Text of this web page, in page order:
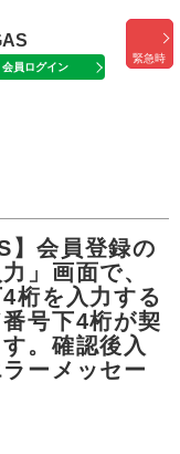
会員ログイン
緊急時
】会員登録の
」画面で、
桁を入力する
号下4桁が契
。確認後入
ーメッセー